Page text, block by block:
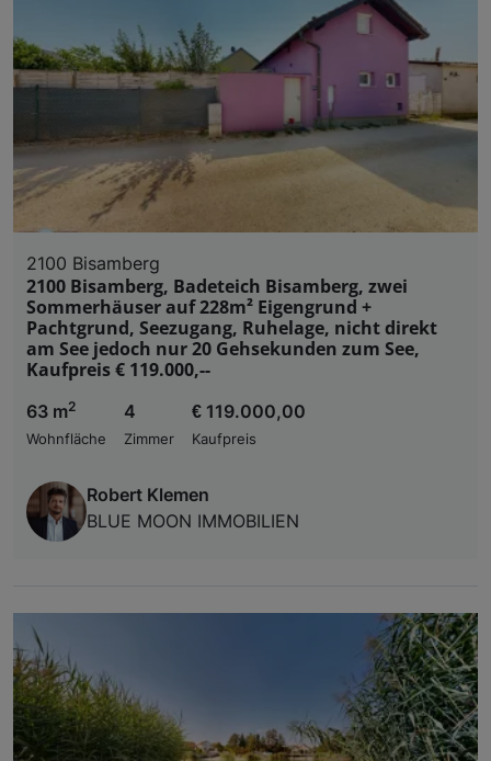
2100 Bisamberg
2100 Bisamberg, Badeteich Bisamberg, zwei
Sommerhäuser auf 228m² Eigengrund +
Pachtgrund, Seezugang, Ruhelage, nicht direkt
am See jedoch nur 20 Gehsekunden zum See,
Kaufpreis € 119.000,--
63 m2
Wohnfläche
4
Zimmer
€ 119.000,00
Kaufpreis
Robert Klemen
BLUE MOON IMMOBILIEN